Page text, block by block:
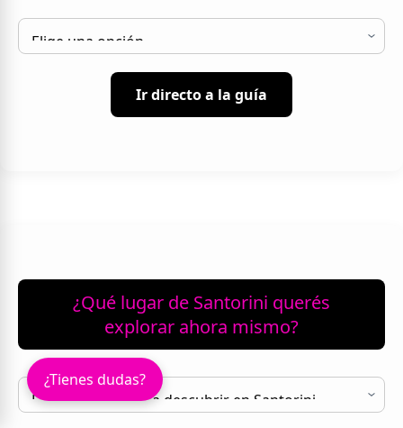
Ir directo a la guía
¿Qué lugar de Santorini querés
explorar ahora mismo?
¿Tienes dudas?